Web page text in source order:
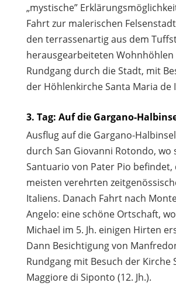
„mystische”
Fahrt zur malerischen
den terrassenartig aus dem
herausgearbeiteten Wohnhöhlen
Rundgang durch die Stadt, mit
der Höhlenkirche Santa Maria de
3. Tag: Auf die Gargano-
Ausflug auf die Gargano-
durch San Giovanni Rotondo, wo
Santuario von Pater Pio befindet,
meisten verehrten
Italiens. Danach Fahrt nach
Angelo: eine schöne Ortschaft,
Michael im 5. Jh. einigen Hirten
Dann Besichtigung von
Rundgang mit Besuch der Kirche
Maggiore di Siponto (12. Jh.).